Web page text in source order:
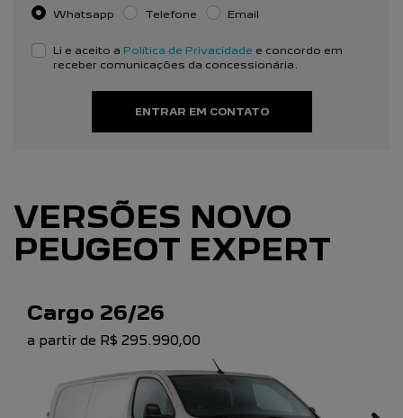
Whatsapp
Telefone Email
Li e aceito a Política de Privacidade e concordo em
receber comunicações da concessionária.
ENTRAR EM CONTATO
VERSÕES NOVO
PEUGEOT EXPERT
Cargo 26/26
a partir de R$ 295.990,00